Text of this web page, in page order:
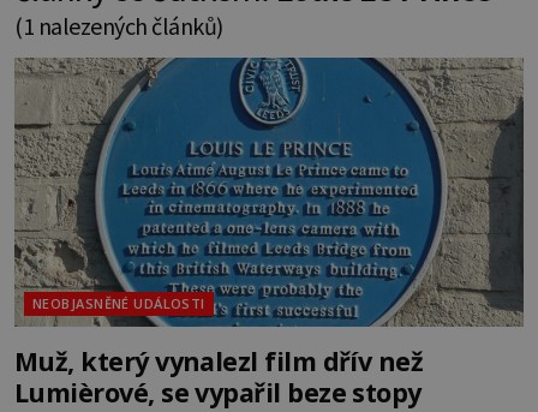
(1 nalezených článků)
NEOBJASNĚNÉ UDÁLOSTI
Muž, který vynalezl film dřív než
Lumièrové, se vypařil beze stopy